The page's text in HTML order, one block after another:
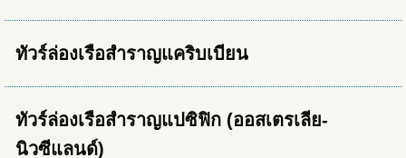
ทัวร์ล่องเรือสำราญแคริบเบียน
ทัวร์ล่องเรือสำราญแปซิฟิก (ออสเตรเลีย-
นิวซีแลนด์)